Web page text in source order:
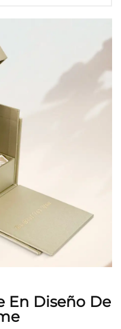
En Diseño De